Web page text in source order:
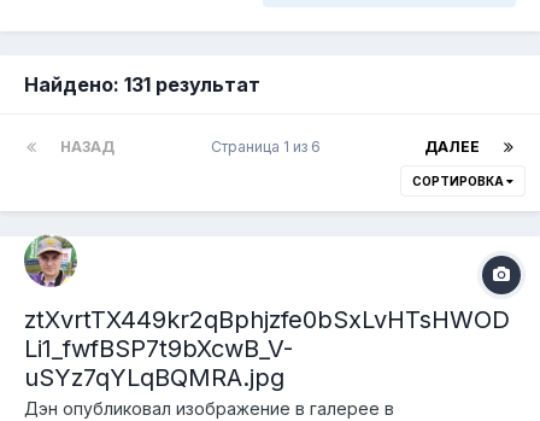
Найдено: 131 результат
НАЗАД ДАЛЕЕ
Страница 1 из 6
СОРТИРОВКА
ztXvrtTX449kr2qBphjzfe0bSxLvHTsHWOD
Li1_fwfBSP7t9bXcwB_V-
uSYz7qYLqBQMRA.jpg
Дэн опубликовал изображение в галерее в